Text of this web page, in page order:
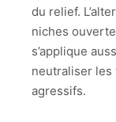
du relief.
niches
s’applique
neutraliser les
agressifs.